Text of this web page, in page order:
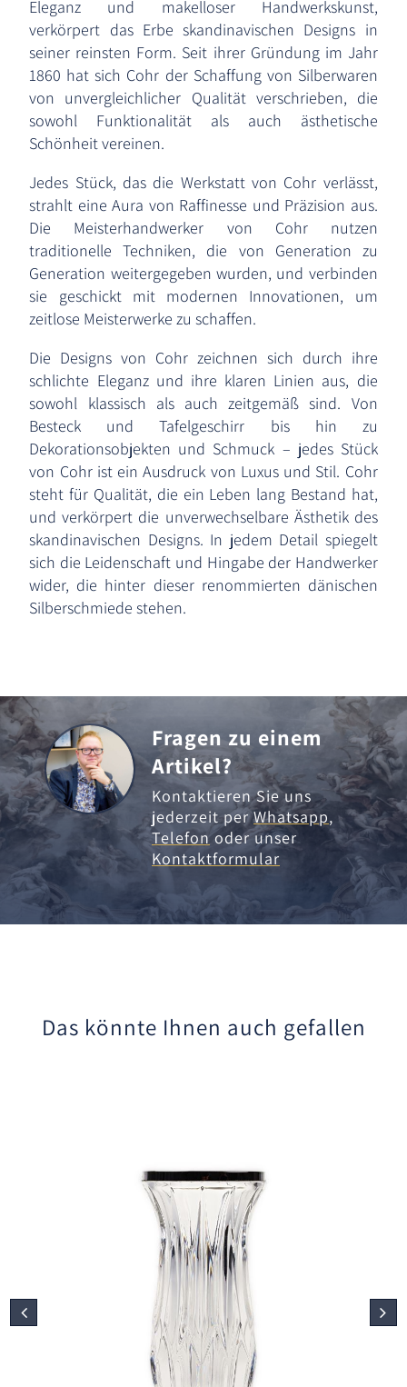
Eleganz und makelloser Handwerkskunst,
verkörpert das Erbe skandinavischen Designs in
seiner reinsten Form. Seit ihrer Gründung im Jahr
1860 hat sich Cohr der Schaffung von Silberwaren
von unvergleichlicher Qualität verschrieben, die
sowohl Funktionalität als auch ästhetische
Schönheit vereinen.
Jedes Stück, das die Werkstatt von Cohr verlässt,
strahlt eine Aura von Raffinesse und Präzision aus.
Die Meisterhandwerker von Cohr nutzen
traditionelle Techniken, die von Generation zu
Generation weitergegeben wurden, und verbinden
sie geschickt mit modernen Innovationen, um
zeitlose Meisterwerke zu schaffen.
Die Designs von Cohr zeichnen sich durch ihre
schlichte Eleganz und ihre klaren Linien aus, die
sowohl klassisch als auch zeitgemäß sind. Von
Besteck und Tafelgeschirr bis hin zu
Dekorationsobjekten und Schmuck – jedes Stück
von Cohr ist ein Ausdruck von Luxus und Stil. Cohr
steht für Qualität, die ein Leben lang Bestand hat,
und verkörpert die unverwechselbare Ästhetik des
skandinavischen Designs. In jedem Detail spiegelt
sich die Leidenschaft und Hingabe der Handwerker
wider, die hinter dieser renommierten dänischen
Silberschmiede stehen.
Fragen zu einem
Artikel?
Kontaktieren Sie uns
jederzeit perWhatsapp,
Telefonoder unser
Kontaktformular
Das könnte Ihnen auch gefallen